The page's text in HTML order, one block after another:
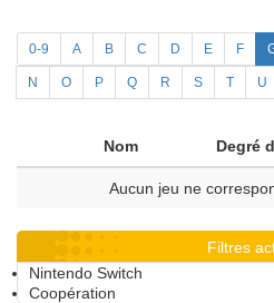
0-9 A B C D E F
N O P Q R S T U
Nom Degré
Aucun jeu ne
Filtres
Nintendo Switch
Coopération